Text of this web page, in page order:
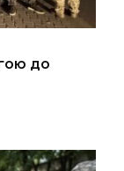
до